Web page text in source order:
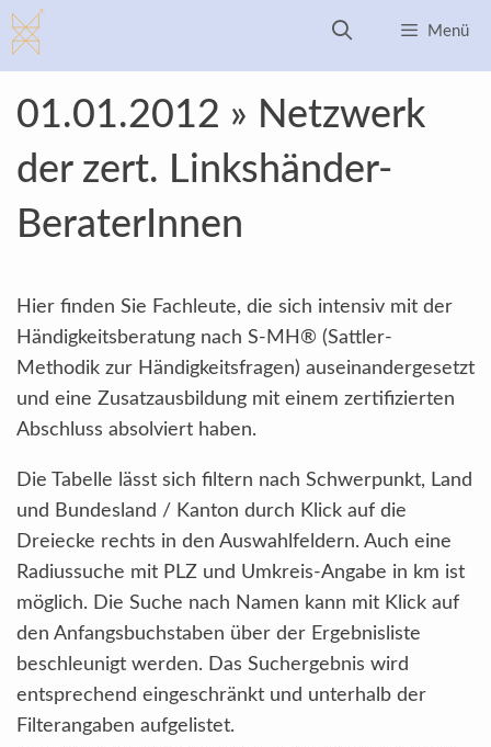
Zum
Inhalt
springen
Menü
01.01.2012 » Netzwerk
der zert. Linkshänder-
BeraterInnen
Hier finden Sie Fachleute, die sich intensiv mit der
Händigkeitsberatung nach S-MH® (Sattler-
Methodik zur Händigkeitsfragen) auseinandergesetzt
und eine Zusatzausbildung mit einem zertifizierten
Abschluss absolviert haben.
Die Tabelle lässt sich filtern nach Schwerpunkt, Land
und Bundesland / Kanton durch Klick auf die
Dreiecke rechts in den Auswahlfeldern. Auch eine
Radiussuche mit PLZ und Umkreis-Angabe in km ist
möglich. Die Suche nach Namen kann mit Klick auf
den Anfangsbuchstaben über der Ergebnisliste
beschleunigt werden. Das Suchergebnis wird
entsprechend eingeschränkt und unterhalb der
Filterangaben aufgelistet.